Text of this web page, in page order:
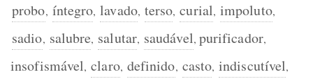
probo, íntegro, lavado, terso, curial, impoluto,
sadio, salubre, salutar, saudável, purificador,
insofismável, claro, definido, casto, indiscutível,